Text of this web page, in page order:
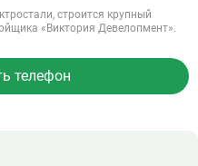
строится крупный
«Виктория Девелопмент».
телефон